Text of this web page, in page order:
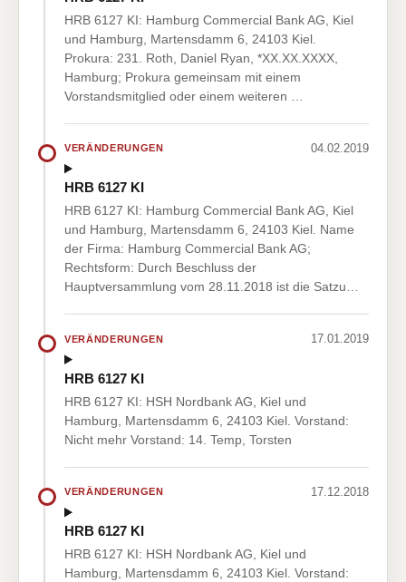
HRB 6127 KI: Hamburg Commercial Bank AG, Kiel
und Hamburg, Martensdamm 6, 24103 Kiel.
Prokura: 231. Roth, Daniel Ryan, *XX.XX.XXXX,
Hamburg; Prokura gemeinsam mit einem
Vorstandsmitglied oder einem weiteren …
VERÄNDERUNGEN 04.02.2019
HRB 6127 KI
HRB 6127 KI: Hamburg Commercial Bank AG, Kiel
und Hamburg, Martensdamm 6, 24103 Kiel. Name
der Firma: Hamburg Commercial Bank AG;
Rechtsform: Durch Beschluss der
Hauptversammlung vom 28.11.2018 ist die Satzu…
VERÄNDERUNGEN 17.01.2019
HRB 6127 KI
HRB 6127 KI: HSH Nordbank AG, Kiel und
Hamburg, Martensdamm 6, 24103 Kiel. Vorstand:
Nicht mehr Vorstand: 14. Temp, Torsten
VERÄNDERUNGEN 17.12.2018
HRB 6127 KI
HRB 6127 KI: HSH Nordbank AG, Kiel und
Hamburg, Martensdamm 6, 24103 Kiel. Vorstand: